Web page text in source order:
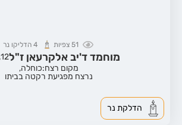
51 צפיות 4 הדליקו נר
מוחמד ד'יב אלקרעאן ז"ל12,
מקום רצח:כוחלה,
נרצח מפגיעת רקטה בביתו
הדלקת נר